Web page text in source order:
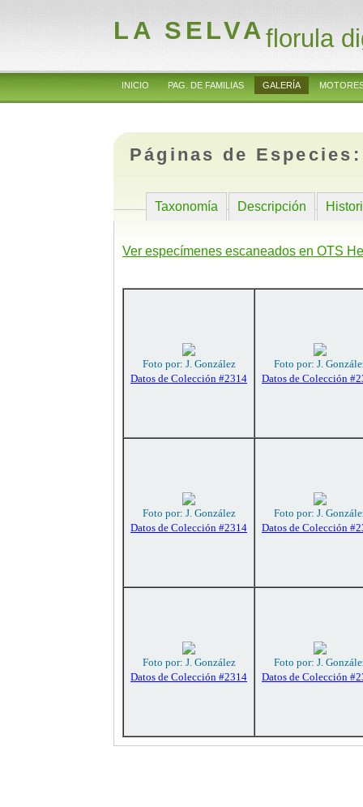
LA SELVAflorula
INICIO PAG. DE FAMILIAS GALERÍA
Páginas de
Taxonomía Descripción
Ver especímenes escaneados en OTS
Foto por: J. González
Datos de Colección #2314
Foto por: J.
Datos de Colección
Foto por: J. González
Datos de Colección #2314
Foto por: J.
Datos de Colección
Foto por: J. González
Datos de Colección #2314
Foto por: J.
Datos de Colección